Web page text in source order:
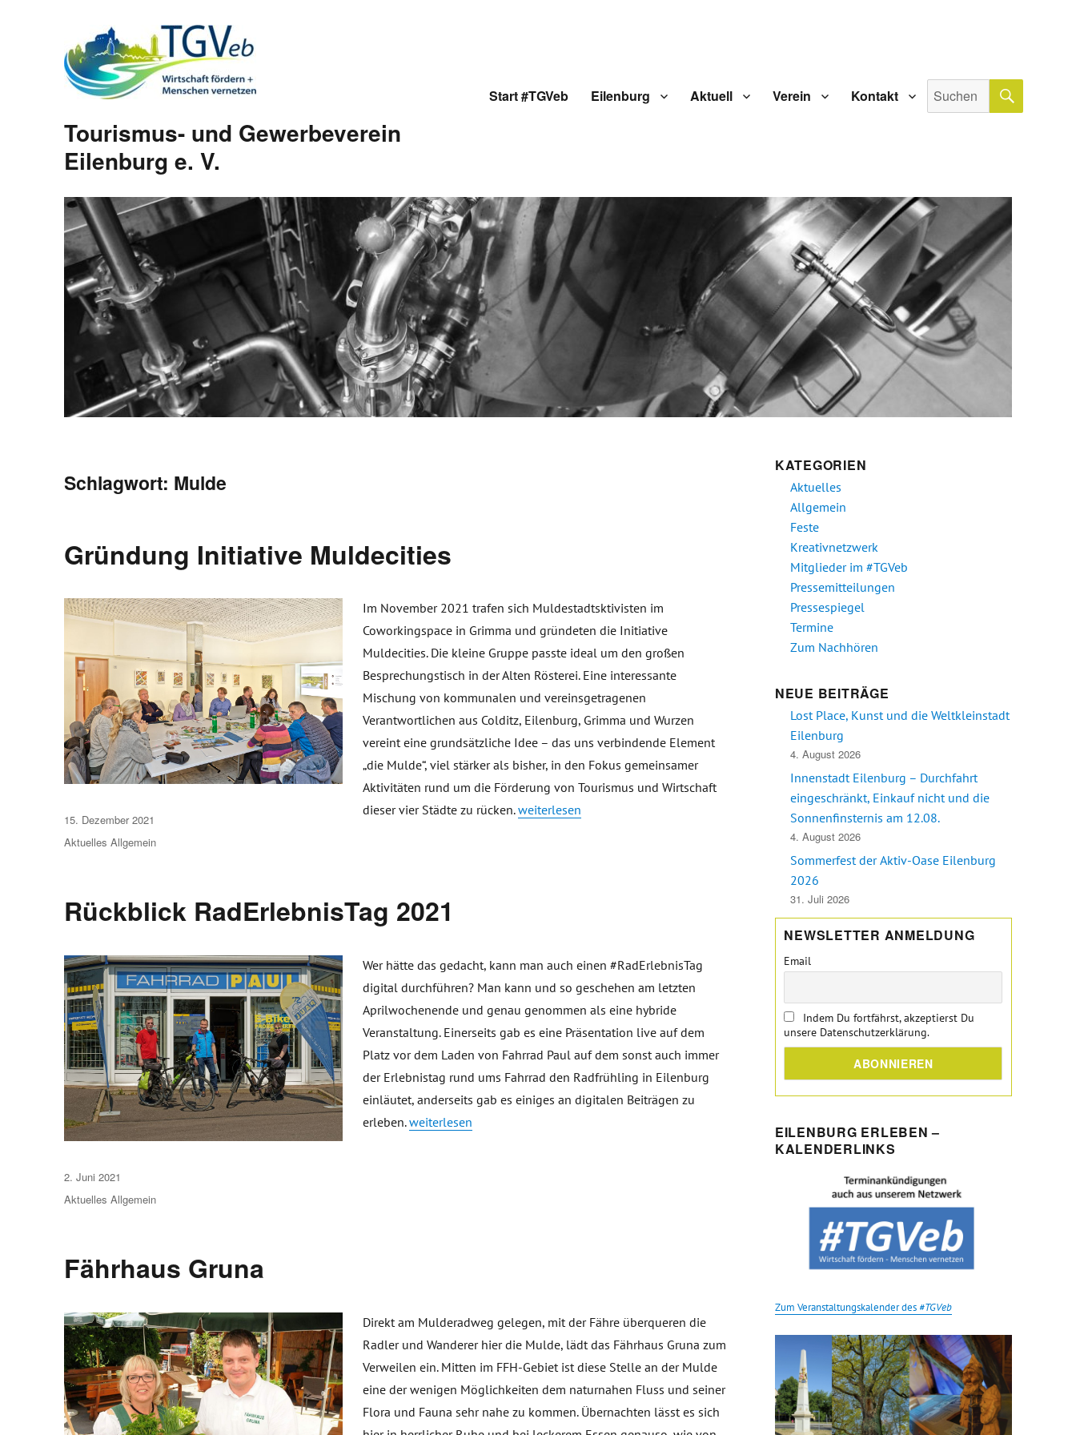
Tourismus- und Gewerbeverein
Eilenburg e. V.
Start #TGVeb Eilenburg Aktuell Verein Kontakt
Suche
nach:
Schlagwort: Mulde
Gründung Initiative Muldecities
Im November 2021 trafen sich Muldestadtsktivisten im
Coworkingspace in Grimma und gründeten die Initiative
Muldecities. Die kleine Gruppe passte ideal um den großen
Besprechungstisch in der Alten Rösterei. Eine interessante
Mischung von kommunalen und vereinsgetragenen
Verantwortlichen aus Colditz, Eilenburg, Grimma und Wurzen
vereint eine grundsätzliche Idee – das uns verbindende Element
„die Mulde“, viel stärker als bisher, in den Fokus gemeinsamer
Aktivitäten rund um die Förderung von Tourismus und Wirtschaft
dieser vier Städte zu rücken.„Gründung Initiative Muldecities“
weiterlesen
Veröffentlicht
am
15. Dezember 2021
Aktuelles Allgemein
Rückblick RadErlebnisTag 2021
Wer hätte das gedacht, kann man auch einen #RadErlebnisTag
digital durchführen? Man kann und so geschehen am letzten
Aprilwochenende und genau genommen als eine hybride
Veranstaltung. Einerseits gab es eine Präsentation live auf dem
Platz vor dem Laden von Fahrrad Paul auf dem sonst auch immer
der Erlebnistag rund ums Fahrrad den Radfrühling in Eilenburg
einläutet, anderseits gab es einiges an digitalen Beiträgen zu
erleben.„Rückblick RadErlebnisTag 2021“
weiterlesen
Veröffentlicht
am
2. Juni 2021
Aktuelles Allgemein
Fährhaus Gruna
Direkt am Mulderadweg gelegen, mit der Fähre überqueren die
Radler und Wanderer hier die Mulde, lädt das Fährhaus Gruna zum
Verweilen ein. Mitten im FFH-Gebiet ist diese Stelle an der Mulde
eine der wenigen Möglichkeiten dem naturnahen Fluss und seiner
Flora und Fauna sehr nahe zu kommen. Übernachten lässt es sich
KATEGORIEN
Aktuelles
Allgemein
Feste
Kreativnetzwerk
Mitglieder im #TGVeb
Pressemitteilungen
Pressespiegel
Termine
Zum Nachhören
NEUE BEITRÄGE
Lost Place, Kunst und die Weltkleinstadt
Eilenburg
4. August 2026
Innenstadt Eilenburg – Durchfahrt
eingeschränkt, Einkauf nicht und die
Sonnenfinsternis am 12.08.
4. August 2026
Sommerfest der Aktiv-Oase Eilenburg
2026
31. Juli 2026
NEWSLETTER ANMELDUNG
Email
Indem Du fortfährst, akzeptierst Du
unsere Datenschutzerklärung.
EILENBURG ERLEBEN –
KALENDERLINKS
Zum Veranstaltungskalender des #TGVeb